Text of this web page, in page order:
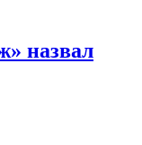
назвал